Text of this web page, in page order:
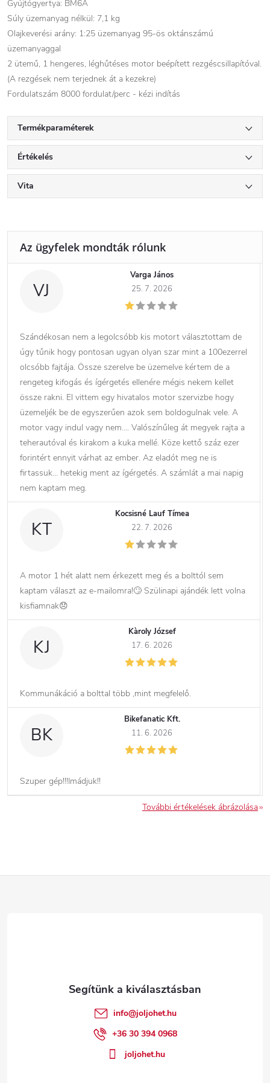
Gyújtógyertya: BM6A
Súly üzemanyag nélkül: 7,1 kg
Olajkeverési arány: 1:25 üzemanyag 95-ös oktánszámú
üzemanyaggal
2 ütemű, 1 hengeres, léghűtéses motor beépített rezgéscsillapítóval.
(A rezgések nem terjednek át a kezekre)
Fordulatszám 8000 fordulat/perc - kézi indítás
Termékparaméterek
Értékelés
Vita
VJ
Varga János
25. 7. 2026
Szándékosan nem a legolcsóbb kis motort választottam de
úgy tűnik hogy pontosan ugyan olyan szar mint a 100ezerrel
olcsóbb fajtája. Össze szerelve be üzemelve kértem de a
rengeteg kifogás és ígérgetés ellenére mégis nekem kellet
össze rakni. El vittem egy hivatalos motor szervizbe hogy
üzemeljék be de egyszerűen azok sem boldogulnak vele. A
motor vagy indul vagy nem…. Valószínűleg át megyek rajta a
teherautóval és kirakom a kuka mellé. Köze kettő száz ezer
forintért ennyit várhat az ember. Az eladót meg ne is
firtassuk… hetekig ment az ígérgetés. A számlát a mai napig
nem kaptam meg.
KT
Kocsisné Lauf Tímea
22. 7. 2026
A motor 1 hét alatt nem érkezett meg és a bolttól sem
kaptam választ az e-mailomra!🙄 Szülinapi ajándék lett volna
kisfiamnak😞
KJ
Kàroly József
17. 6. 2026
Kommunákáció a bolttal több ,mint megfelelő.
BK
Bikefanatic Kft.
11. 6. 2026
Szuper gép!!!Imádjuk!!
További értékelések ábrázolása
info@joljohet.hu
+36 30 394 0968
joljohet.hu